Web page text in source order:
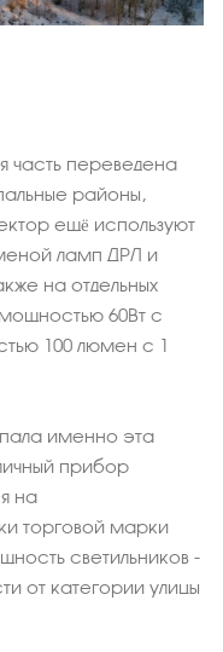
часть переведена
районы,
ещё используют
ламп ДРЛ и
на отдельных
60Вт с
100 люмен с 1
именно эта
прибор
на
торговой марки
светильников -
от категории улицы